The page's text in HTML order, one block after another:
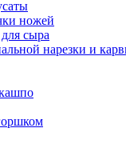
ножей
сыра
нарезки и